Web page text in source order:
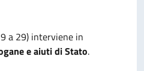
a 29) interviene in
e aiuti di Stato.